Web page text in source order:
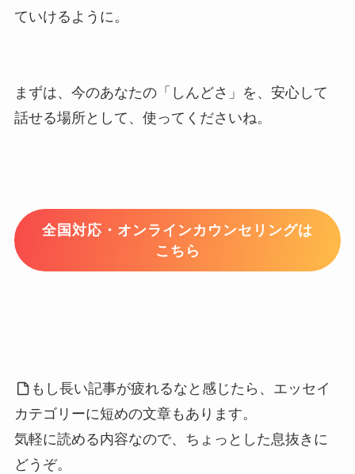
ていけるように。
まずは、今のあなたの「しんどさ」を、安心して
話せる場所として、使ってくださいね。
全国対応・オンラインカウンセリングは
こちら
もし長い記事が疲れるなと感じたら、エッセイ
カテゴリーに短めの文章もあります。
気軽に読める内容なので、ちょっとした息抜きに
どうぞ。